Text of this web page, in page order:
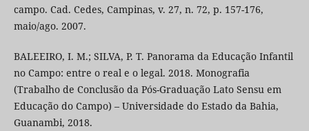
campo. Cad. Cedes, Campinas, v. 27, n. 72, p. 157-176,
maio/ago. 2007.
BALEEIRO, I. M.; SILVA, P. T. Panorama da Educação Infantil
no Campo: entre o real e o legal. 2018. Monografia
(Trabalho de Conclusão da Pós-Graduação Lato Sensu em
Educação do Campo) – Universidade do Estado da Bahia,
Guanambi, 2018.